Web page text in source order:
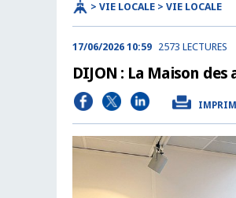
> VIE LOCALE > VIE LOCALE
17/06/2026 10:59 2573 LECTURES
DIJON : La Maison